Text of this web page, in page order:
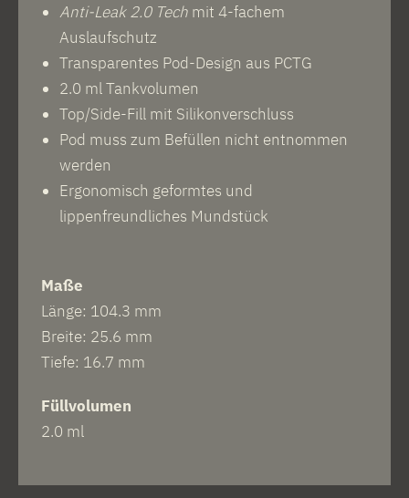
Anti-Leak 2.0 Tech mit 4-fachem
Auslaufschutz
Transparentes Pod-Design aus PCTG
2.0 ml Tankvolumen
Top/Side-Fill mit Silikonverschluss
Pod muss zum Befüllen nicht entnommen
werden
Ergonomisch geformtes und
lippenfreundliches Mundstück
Maße
Länge: 104.3 mm
Breite: 25.6 mm
Tiefe: 16.7 mm
Füllvolumen
2.0 ml